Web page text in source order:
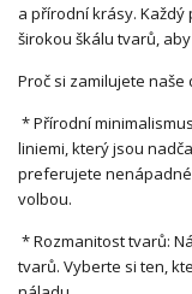
a přírodní krásy.
širokou škálu tvarů,
Proč si zamilujete
* Přírodní
liniemi, který jsou
preferujete
volbou.
* Rozmanitost tvarů:
tvarů. Vyberte si ten,